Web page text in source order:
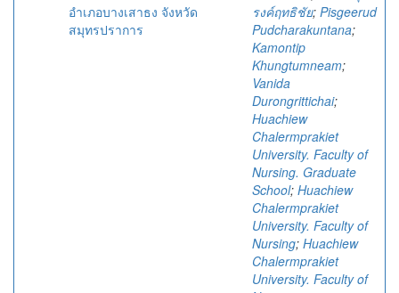
อำเภอบางเสาธง จังหวัด
สมุทรปราการ
รงค์ฤทธิชัย; Pisgeerud
Pudcharakuntana;
Kamontip
Khungtumneam;
Vanida
Durongrittichai;
Huachiew
Chalermprakiet
University. Faculty of
Nursing. Graduate
School; Huachiew
Chalermprakiet
University. Faculty of
Nursing; Huachiew
Chalermprakiet
University. Faculty of